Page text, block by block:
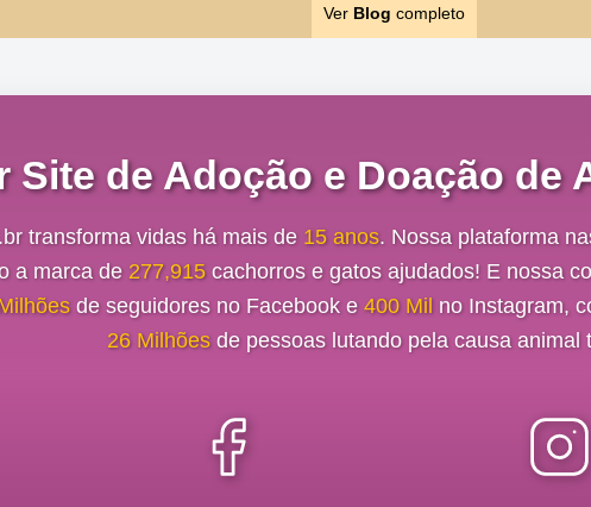
Ver Blog completo
Site de Adoção e Doação de
transforma vidas há mais de 15 anos. Nossa plataforma
a marca de 277,915cachorros e gatos ajudados! E nossa
de seguidores no Facebook e 400 Mil no Instagram,
26 Milhõesde pessoas lutando pela causa animal